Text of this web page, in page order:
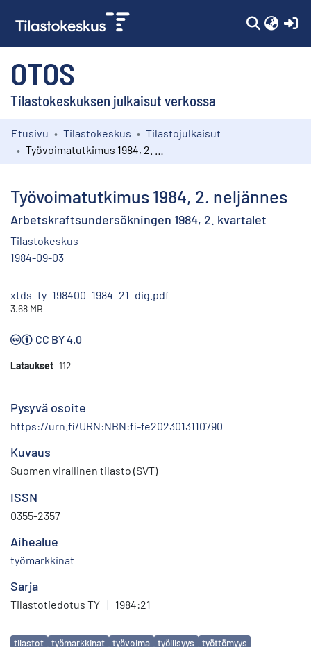
OTOS
Tilastokeskuksen julkaisut verkossa
Kokoelmat
Etusivu Tilastokeskus
Tilastojulkaisut
Työvoimatutkimus 1984, 2. neljännes
Arbetskraftsundersökningen 1984, 2. kvartalet
Tilastokeskus
1984-09-03
xtds_ty_198400_1984_21_dig.pdf
3.68 MB
CC BY 4.0
Lataukset 112
Pysyvä osoite
https://urn.fi/URN:NBN:fi-fe2023013110790
Kuvaus
Suomen virallinen tilasto (SVT)
ISSN
0355-2357
Aihealue
työmarkkinat
Sarja
Tilastotiedotus TY | 1984:21
Avainsanat
tilastot työmarkkinat työvoima työllisyys työttömyys